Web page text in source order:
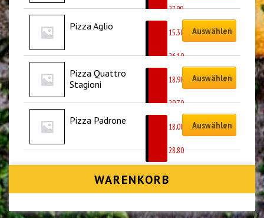
CHF27.90
Pizza Aglio
15.30
CHF26.10
Auswählen
Pizza Quattro
Stagioni
18.90
CHF29.70
Auswählen
Pizza Padrone
18.00
28.80
Auswählen
WARENKORB